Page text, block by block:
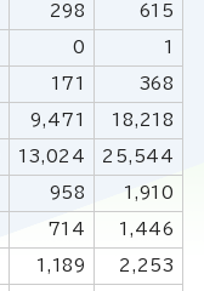
298 615
0 1
171 368
9,471 18,218
13,024 25,544
958 1,910
714 1,446
1,189 2,253